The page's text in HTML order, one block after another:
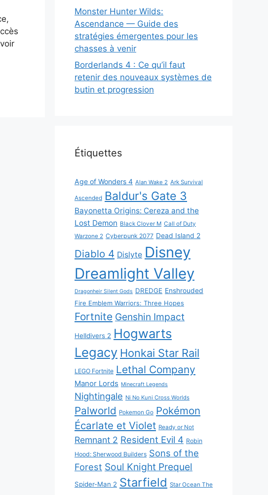
Monster Hunter Wilds:
Ascendance — Guide des
stratégies émergentes pour les
chasses à venir
Borderlands 4 : Ce qu’il faut
retenir des nouveaux systèmes de
butin et progression
Étiquettes
Age of Wonders 4 Alan Wake 2 Ark Survival
Ascended Baldur's Gate 3
Bayonetta Origins: Cereza and the
Lost Demon Black Clover M Call of Duty
Warzone 2 Cyberpunk 2077 Dead Island 2
Diablo 4 Dislyte Disney
Dreamlight Valley
Dragonheir Silent Gods DREDGE Enshrouded
Fire Emblem Warriors: Three Hopes
Fortnite Genshin Impact
Helldivers 2 Hogwarts
Legacy Honkai Star Rail
LEGO Fortnite Lethal Company
Manor Lords Minecraft Legends
Nightingale Ni No Kuni Cross Worlds
Palworld Pokemon Go Pokémon
Écarlate et Violet Ready or Not
Remnant 2 Resident Evil 4 Robin
Hood: Sherwood Builders Sons of the
Forest Soul Knight Prequel
Spider-Man 2 Starfield Star Ocean The